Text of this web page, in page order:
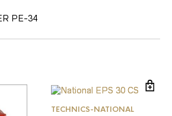
PE-34
TECHNICS-NATIONAL